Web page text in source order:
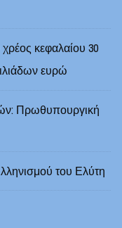
κεφαλαίου 30
ευρώ
Πρωθυπουργική
του Ελύτη